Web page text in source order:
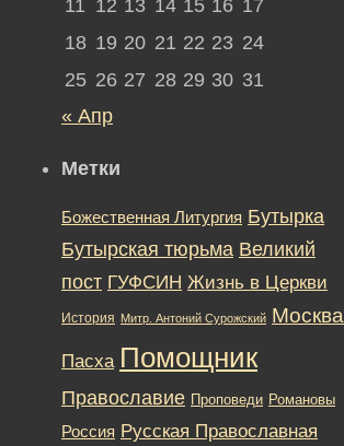
11 12 13 14 15 16 17
18 19 20 21 22 23 24
25 26 27 28 29 30 31
« Апр
Метки
Божественная Литургия Бутырка
Бутырская тюрьма Великий
пост ГУФСИН Жизнь в Церкви
История Митр. Антоний Сурожский Москва
Пасха Помощник
Православие Проповеди Романовы
Россия Русская Православная